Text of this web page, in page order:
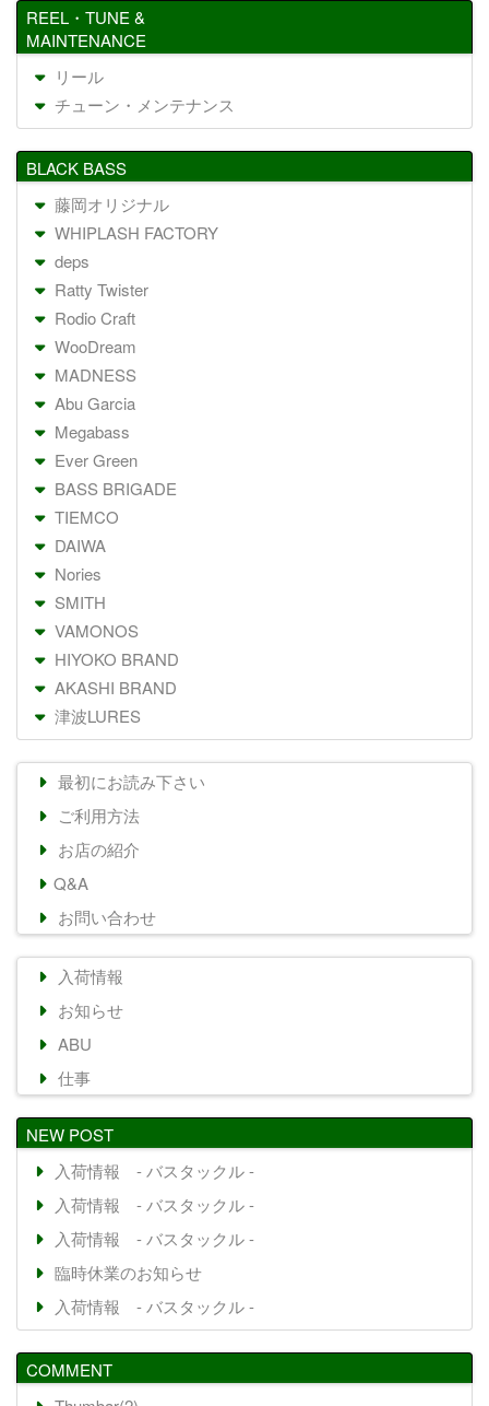
REEL・TUNE &
MAINTENANCE
リール
チューン・メンテナンス
BLACK BASS
藤岡オリジナル
WHIPLASH FACTORY
deps
Ratty Twister
Rodio Craft
WooDream
MADNESS
Abu Garcia
Megabass
Ever Green
BASS BRIGADE
TIEMCO
DAIWA
Nories
SMITH
VAMONOS
HIYOKO BRAND
AKASHI BRAND
津波LURES
最初にお読み下さい
ご利用方法
お店の紹介
Q&A
お問い合わせ
入荷情報
お知らせ
ABU
仕事
NEW POST
入荷情報 - バスタックル -
入荷情報 - バスタックル -
入荷情報 - バスタックル -
臨時休業のお知らせ
入荷情報 - バスタックル -
COMMENT